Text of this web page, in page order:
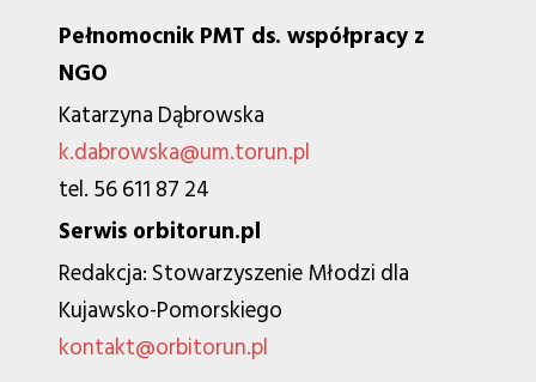
Pełnomocnik PMT ds. współpracy z
NGO
Katarzyna Dąbrowska
k.dabrowska@um.torun.pl
tel. 56 611 87 24
Serwis orbitorun.pl
Redakcja: Stowarzyszenie Młodzi dla
Kujawsko-Pomorskiego
kontakt@orbitorun.pl